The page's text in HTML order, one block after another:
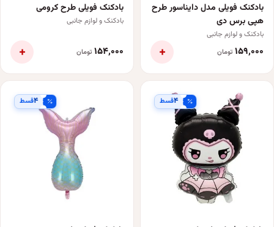
بادکنک فویلی مدل دایناسور طرح
هپی برس دی
بادکنک و لوازم جانبی
۱۵۹٬۰۰۰ تومان +
بادکنک فویلی طرح کرومی
بادکنک و لوازم جانبی
۱۵۴٬۰۰۰ تومان +
۴قسط ۴قسط